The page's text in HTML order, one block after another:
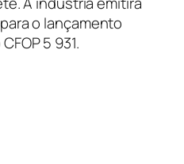
o lançamento
5 931.